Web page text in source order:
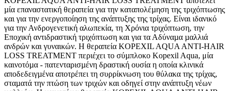
µία επαναστατική θεραπεία για την καταπολέµηση της τριχόπτωσης
και για την ενεργοποίηση της ανάπτυξης της τρίχας. Είναι ιδανικό
για την Ανδρογενετική αλωπεκία, τη Χρόνια τριχόπτωση, την
Εποχική αντιδραστική τριχόπτωση και για τα Αδύναµα µαλλιά
ανδρών και γυναικών. Η θεραπεία KOPEXIL AQUA ANTI-HAIR
LOSS TREATMENT περιέχει το σύµπλοκο Kopexil Aqua, μία
καινοτόµα - πατενταρισµένη δραστική ουσία η οποία κλινικά
αποδεδειγµένα αποτρέπει τη συρρίκνωση του θύλακα της τρίχας,
σταµατά την πτώση των τριχών και οδηγεί στην ανάπτυξη νέων